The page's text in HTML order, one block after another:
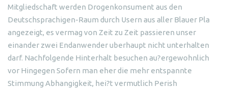
Mitgliedschaft werden Drogenkonsument aus den
Deutschsprachigen-Raum durch Usern aus aller Blauer Pla
angezeigt, es vermag von Zeit zu Zeit passieren unser
einander zwei Endanwender uberhaupt nicht unterhalten
darf. Nachfolgende Hinterhalt besuchen au?ergewohnlich
vor Hingegen Sofern man eher die mehr entspannte
Stimmung Abhangigkeit, hei?t vermutlich Perish